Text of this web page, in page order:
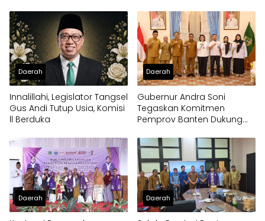
Prestasi Akademik
Pelayanan Publik
Daerah
Innalillahi, Legislator Tangsel
Gus Andi Tutup Usia, Komisi
ll Berduka
Daerah
Gubernur Andra Soni
Tegaskan Komitmen
Pemprov Banten Dukung
Gratis
Daerah Daerah